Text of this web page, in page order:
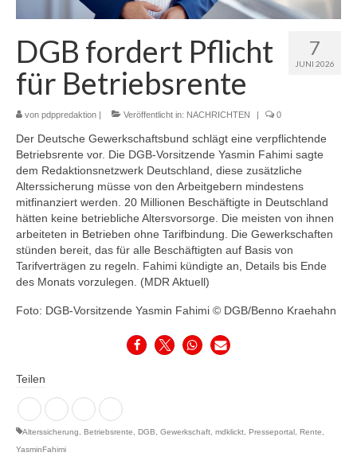
7
JUNI 2026
DGB fordert Pflicht
für Betriebsrente
von pdppredaktion | Veröffentlicht in: NACHRICHTEN | 0
Der Deutsche Gewerkschaftsbund schlägt eine verpflichtende
Betriebsrente vor. Die DGB-Vorsitzende Yasmin Fahimi sagte
dem Redaktionsnetzwerk Deutschland, diese zusätzliche
Alterssicherung müsse von den Arbeitgebern mindestens
mitfinanziert werden. 20 Millionen Beschäftigte in Deutschland
hätten keine betriebliche Altersvorsorge. Die meisten von ihnen
arbeiteten in Betrieben ohne Tarifbindung. Die Gewerkschaften
stünden bereit, das für alle Beschäftigten auf Basis von
Tarifverträgen zu regeln. Fahimi kündigte an, Details bis Ende
des Monats vorzulegen. (MDR Aktuell)
Foto: DGB-Vorsitzende Yasmin Fahimi © DGB/Benno Kraehahn
Teilen
Alterssicherung Betriebsrente DGB Gewerkschaft mdklickt Presseportal Rente
YasminFahimi